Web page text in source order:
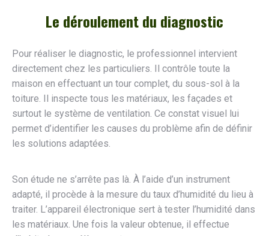
Le déroulement du diagnostic
Pour réaliser le diagnostic, le professionnel intervient
directement chez les particuliers. Il contrôle toute la
maison en effectuant un tour complet, du sous-sol à la
toiture. Il inspecte tous les matériaux, les façades et
surtout le système de ventilation. Ce constat visuel lui
permet d’identifier les causes du problème afin de définir
les solutions adaptées.
Son étude ne s’arrête pas là. À l’aide d’un instrument
adapté, il procède à la mesure du taux d’humidité du lieu à
traiter. L’appareil électronique sert à tester l’humidité dans
les matériaux. Une fois la valeur obtenue, il effectue